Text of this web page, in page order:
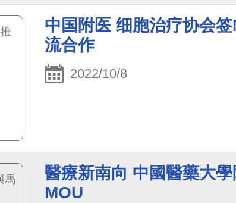
中国附医 细胞治疗协会
流合作
2022/10/8
醫療新南向 中國醫藥大
MOU